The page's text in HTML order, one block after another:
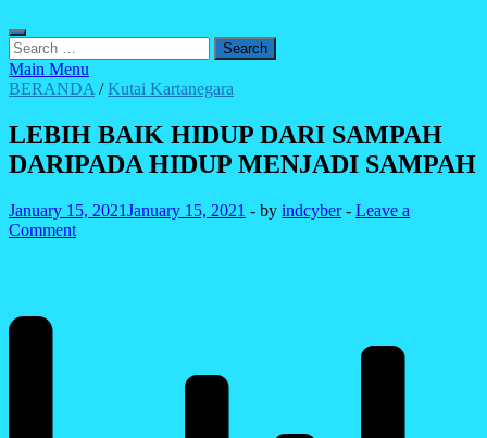
Search
for:
Main Menu
BERANDA /Kutai Kartanegara
LEBIH BAIK HIDUP DARI SAMPAH
DARIPADA HIDUP MENJADI SAMPAH
January 15, 2021January 15, 2021 - by indcyber- Leave a
Comment